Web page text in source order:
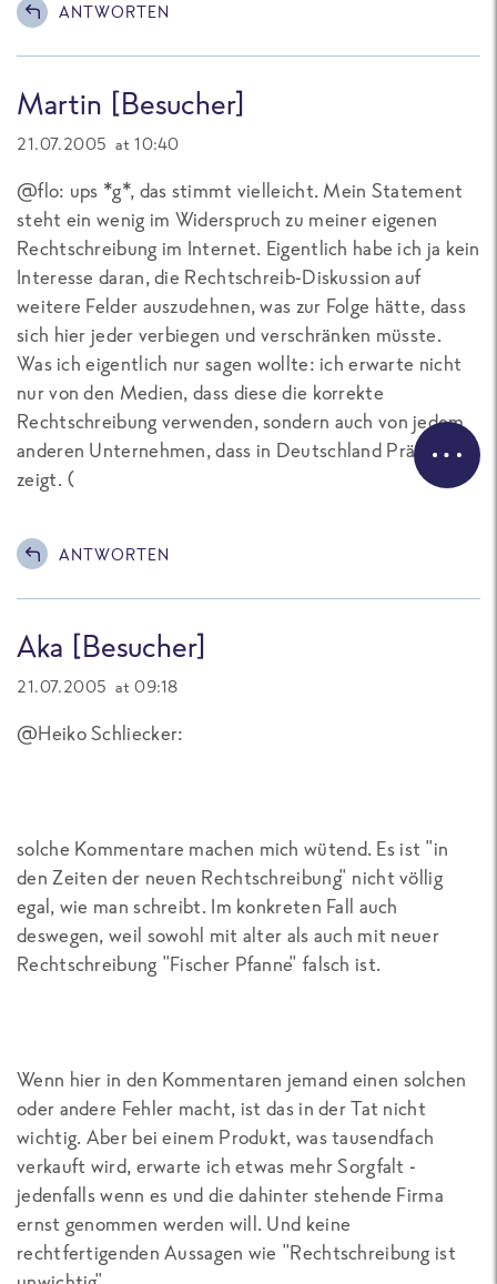
ANTWORTEN
Martin [Besucher]
21.07.2005 at 10:40
@flo: ups *g*, das stimmt vielleicht. Mein Statement
steht ein wenig im Widerspruch zu meiner eigenen
Rechtschreibung im Internet. Eigentlich habe ich ja kein
Interesse daran, die Rechtschreib-Diskussion auf
weitere Felder auszudehnen, was zur Folge hätte, dass
sich hier jeder verbiegen und verschränken müsste.
Was ich eigentlich nur sagen wollte: ich erwarte nicht
nur von den Medien, dass diese die korrekte
Rechtschreibung verwenden, sondern auch von jedem
anderen Unternehmen, dass in Deutschland Präsenz
zeigt. (
ANTWORTEN
Aka [Besucher]
21.07.2005 at 09:18
@Heiko Schliecker:
solche Kommentare machen mich wütend. Es ist "in
den Zeiten der neuen Rechtschreibung" nicht völlig
egal, wie man schreibt. Im konkreten Fall auch
deswegen, weil sowohl mit alter als auch mit neuer
Rechtschreibung "Fischer Pfanne" falsch ist.
Wenn hier in den Kommentaren jemand einen solchen
oder andere Fehler macht, ist das in der Tat nicht
wichtig. Aber bei einem Produkt, was tausendfach
verkauft wird, erwarte ich etwas mehr Sorgfalt -
jedenfalls wenn es und die dahinter stehende Firma
ernst genommen werden will. Und keine
rechtfertigenden Aussagen wie "Rechtschreibung ist